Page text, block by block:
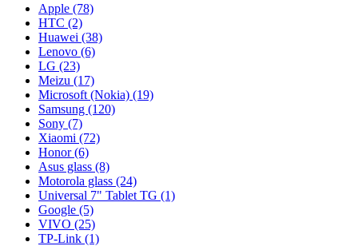
Apple (78)
HTC (2)
Huawei (38)
Lenovo (6)
LG (23)
Meizu (17)
Microsoft (Nokia) (19)
Samsung (120)
Sony (7)
Xiaomi (72)
Honor (6)
Asus glass (8)
Motorola glass (24)
Universal 7" Tablet TG (1)
Google (5)
VIVO (25)
TP-Link (1)